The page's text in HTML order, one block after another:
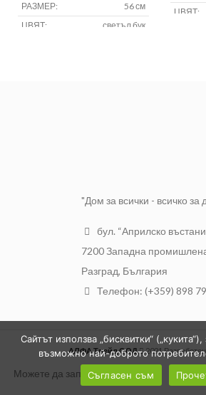
РАЗМЕР:
56 см
ЦВЯТ:
светъл бук
ЦВЯТ:
"Дом за всички - всичко за
бул. “Априлско
7200 Западна
Разград, България
Телефон: (+359) 898
АЛФА Трейд ООД 2021
Можете да заплатите с:
Сайтът използва „бисквитки“
възможно най-доброто
Съгласен съм